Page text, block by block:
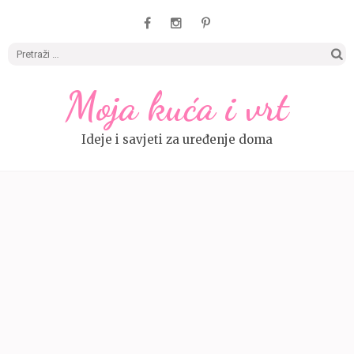
Moja kuća i vrt
Ideje i savjeti za uređenje doma